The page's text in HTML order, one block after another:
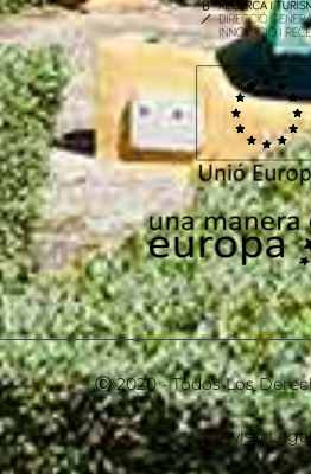
Ⓒ 2020 - Todos Los
Aviso